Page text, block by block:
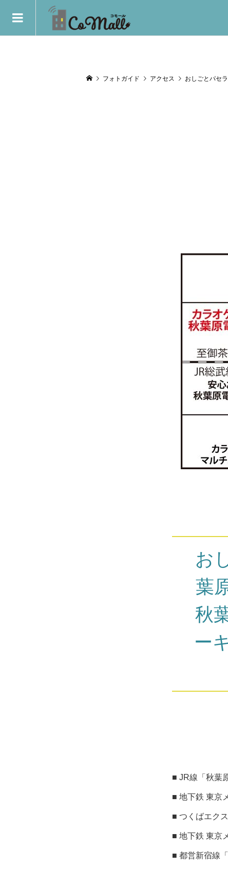
フォトガイド アクセス おしごとパセ
お
葉
秋
ー
■ JR線「秋葉
■ 地下鉄 東京
■ つくばエク
■ 地下鉄 東京
■ 都営新宿線